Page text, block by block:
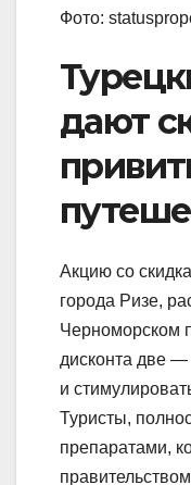
Фото:
дают
Акцию со
города Ризе,
Черноморском
дисконта две —
и
Туристы,
препаратами,